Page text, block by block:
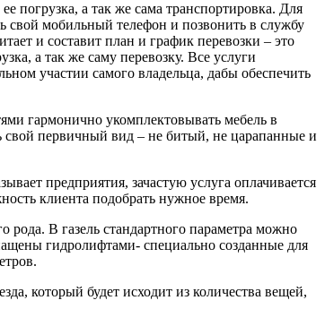
погрузка, а так же сама транспортировка. Для
свой мобильный телефон и позвонить в службу
и составит план и график перевозки – это
а так же саму перевозку. Все услуги
участии самого владельца, дабы обеспечить
гармонично укомплектовывать мебель в
свой первичный вид – не битый, не царапанные и
предприятия, зачастую услуга оплачивается
клиента подобрать нужное время.
рода. В газель стандартного параметра можно
гидролифтами- специально созданные для
который будет исходит из количества вещей,